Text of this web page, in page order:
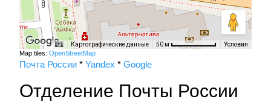
Картографические данные 50 м Условия
Map tiles: OpenStreetMap
Почта России * Yandex * Google
Отделение Почты России